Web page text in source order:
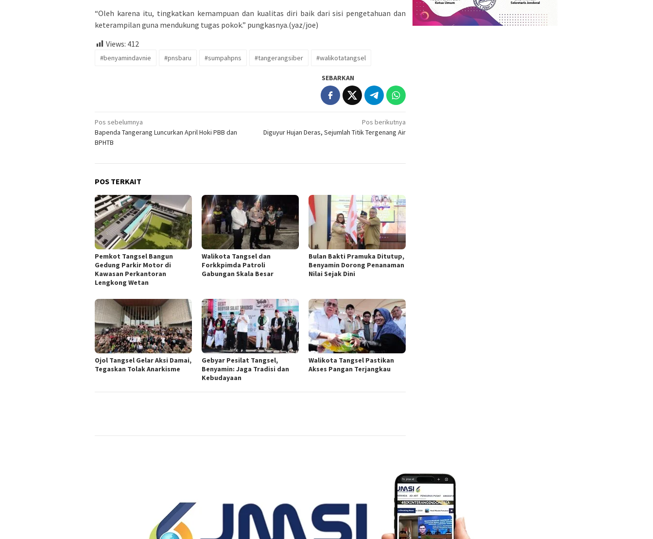
“Oleh karena itu, tingkatkan kemampuan dan kualitas diri baik dari sisi pengetahuan dan
keterampilan guna mendukung tugas pokok.” pungkasnya.(yaz/joe)
Views: 412
#benyamindavnie #pnsbaru #sumpahpns #tangerangsiber #walikotatangsel
SEBARKAN
Navigasi
pos
Pos sebelumnya
Bapenda Tangerang Luncurkan April Hoki PBB dan
BPHTB
Pos berikutnya
Diguyur Hujan Deras, Sejumlah Titik Tergenang Air
POS TERKAIT
Pemkot Tangsel Bangun
Gedung Parkir Motor di
Kawasan Perkantoran
Lengkong Wetan
Walikota Tangsel dan
Forkkpimda Patroli
Gabungan Skala Besar
Bulan Bakti Pramuka Ditutup,
Benyamin Dorong Penanaman
Nilai Sejak Dini
Ojol Tangsel Gelar Aksi Damai,
Tegaskan Tolak Anarkisme
Gebyar Pesilat Tangsel,
Benyamin: Jaga Tradisi dan
Kebudayaan
Walikota Tangsel Pastikan
Akses Pangan Terjangkau